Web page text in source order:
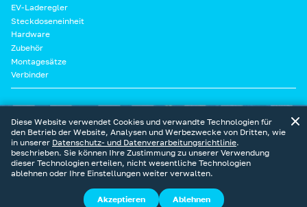
Diese Website verwendet Cookies und verwandte Technologien für
den Betrieb der Website, Analysen und Werbezwecke von Dritten, wie
in unserer Datenschutz- und Datenverarbeitungsrichtlinie.
beschrieben. Sie können Ihre Zustimmung zu unserer Verwendung
dieser Technologien erteilen, nicht wesentliche Technologien
ablehnen oder Ihre Einstellungen weiter verwalten.
Akzeptieren Ablehnen
EV-Laderegler
Steckdoseneinheit
Hardware
Zubehör
Montagesätze
Verbinder
Datenschutzerklärung
Cookie-
Richtlinie
Nutzungsbedingungen